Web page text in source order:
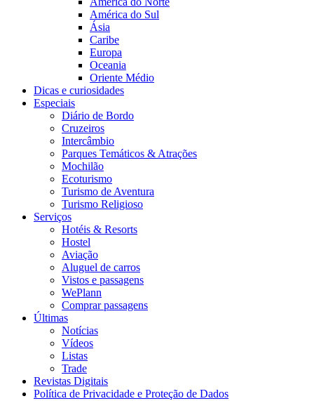
América do Sul
Ásia
Caribe
Europa
Oceania
Oriente Médio
Dicas e curiosidades
Especiais
Diário de Bordo
Cruzeiros
Intercâmbio
Parques Temáticos & Atrações
Mochilão
Ecoturismo
Turismo de Aventura
Turismo Religioso
Serviços
Hotéis & Resorts
Hostel
Aviação
Aluguel de carros
Vistos e passagens
WePlann
Comprar passagens
Últimas
Notícias
Vídeos
Listas
Trade
Revistas Digitais
Política de Privacidade e Proteção de Dados